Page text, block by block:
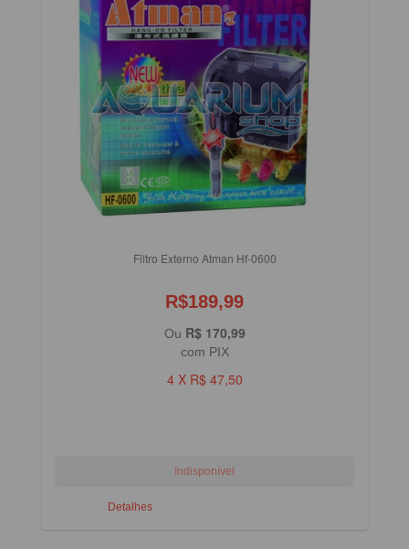
Filtro Externo Atman Hf-0600
R$189,99
Ou R$ 170,99
com PIX
4 X R$ 47,50
Detalhes